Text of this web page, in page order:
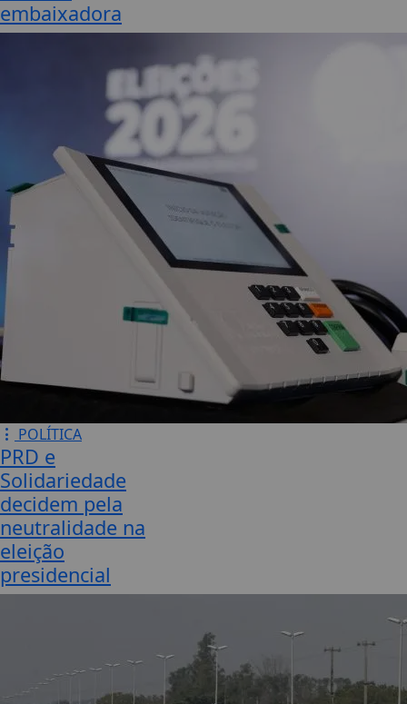
embaixadora
POLÍTICA
PRD e
Solidariedade
decidem pela
neutralidade na
eleição
presidencial